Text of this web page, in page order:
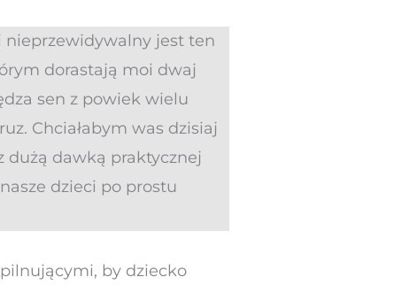
nieprzewidywalny jest ten
dorastają moi dwaj
sen z powiek wielu
Chciałabym was dzisiaj
dużą dawką praktycznej
dzieci po prostu
by dziecko